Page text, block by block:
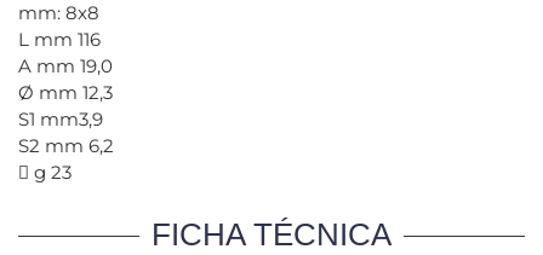
mm: 8x8
L mm 116
A mm 19,0
Ø mm 12,3
S1 mm3,9
S2 mm 6,2
 g 23
FICHA TÉCNICA